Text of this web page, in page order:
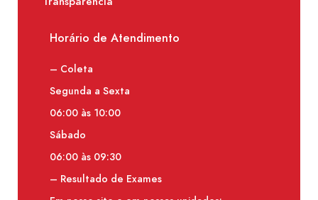
Horário de Atendimento
– Coleta
Segunda a Sexta
06:00 às 10:00
Sábado
06:00 às 09:30
– Resultado de Exames